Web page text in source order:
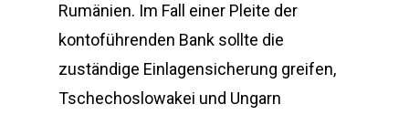
Rumänien. Im Fall einer Pleite der
kontoführenden Bank sollte die
zuständige Einlagensicherung greifen,
Tschechoslowakei und Ungarn